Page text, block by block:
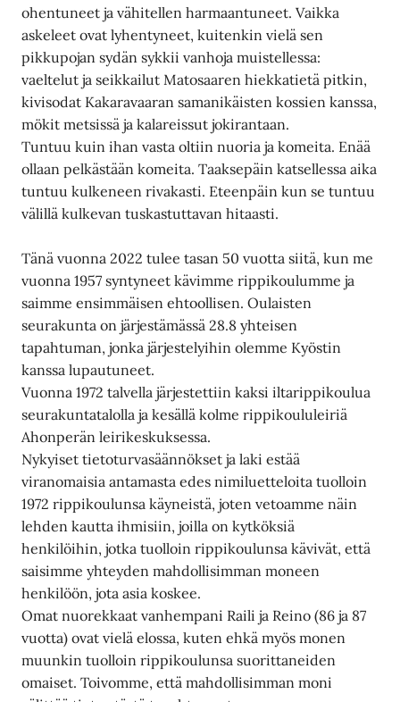
ohentuneet ja vähitellen harmaantuneet. Vaikka
askeleet ovat lyhentyneet, kuitenkin vielä sen
pikkupojan sydän sykkii vanhoja muistellessa:
vaeltelut ja seikkailut Matosaaren hiekkatietä pitkin,
kivisodat Kakaravaaran samanikäisten kossien kanssa,
mökit metsissä ja kalareissut jokirantaan.
Tuntuu kuin ihan vasta oltiin nuoria ja komeita. Enää
ollaan pelkästään komeita. Taaksepäin katsellessa aika
tuntuu kulkeneen rivakasti. Eteenpäin kun se tuntuu
välillä kulkevan tuskastuttavan hitaasti.
Tänä vuonna 2022 tulee tasan 50 vuotta siitä, kun me
vuonna 1957 syntyneet kävimme rippikoulumme ja
saimme ensimmäisen ehtoollisen. Oulaisten
seurakunta on järjestämässä 28.8 yhteisen
tapahtuman, jonka järjestelyihin olemme Kyöstin
kanssa lupautuneet.
Vuonna 1972 talvella järjestettiin kaksi iltarippikoulua
seurakuntatalolla ja kesällä kolme rippikoululeiriä
Ahonperän leirikeskuksessa.
Nykyiset tietoturvasäännökset ja laki estää
viranomaisia antamasta edes nimiluetteloita tuolloin
1972 rippikoulunsa käyneistä, joten vetoamme näin
lehden kautta ihmisiin, joilla on kytköksiä
henkilöihin, jotka tuolloin rippikoulunsa kävivät, että
saisimme yhteyden mahdollisimman moneen
henkilöön, jota asia koskee.
Omat nuorekkaat vanhempani Raili ja Reino (86 ja 87
vuotta) ovat vielä elossa, kuten ehkä myös monen
muunkin tuolloin rippikoulunsa suorittaneiden
omaiset. Toivomme, että mahdollisimman moni